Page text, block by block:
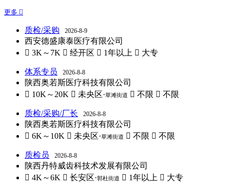
更多 
质检/采购 2026-8-9
西安德盛康泰医疗有限公司
 3K～7K  经开区  1年以上  大专
体系专员 2026-8-8
陕西奥若斯医疗科技有限公司
 10K～20K  未央区·草滩街道  不限  不限
质检/采购/厂长 2026-8-8
陕西奥若斯医疗科技有限公司
 6K～10K  未央区·草滩街道  不限  不限
质检员 2026-8-8
陕西丹特威齿科技术发展有限公司
 4K～6K  长安区·郭杜街道  1年以上  大专